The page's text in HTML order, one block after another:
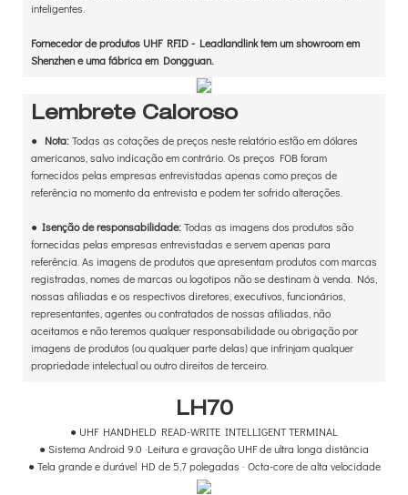
inteligentes.
Fornecedor de produtos UHF RFID - Leadlandlink tem um showroom em
Shenzhen e uma fábrica em Dongguan.
Lembrete Caloroso
● Nota:Todas as cotações de preços neste relatório estão em dólares
americanos, salvo indicação em contrário. Os preços FOB foram
fornecidos pelas empresas entrevistadas apenas como preços de
referência no momento da entrevista e podem ter sofrido alterações.
● Isenção de responsabilidade:Todas as imagens dos produtos são
fornecidas pelas empresas entrevistadas e servem apenas para
referência. As imagens de produtos que apresentam produtos com marcas
registradas, nomes de marcas ou logotipos não se destinam à venda. Nós,
nossas afiliadas e os respectivos diretores, executivos, funcionários,
representantes, agentes ou contratados de nossas afiliadas, não
aceitamos e não teremos qualquer responsabilidade ou obrigação por
imagens de produtos (ou qualquer parte delas) que infrinjam qualquer
propriedade intelectual ou outro direitos de terceiro.
LH70
● UHF HANDHELD READ-WRITE INTELLIGENT TERMINAL
●Sistema Android 9.0 ·Leitura e gravação UHF de ultra longa distância
●Tela grande e durável HD de 5,7 polegadas · Octa-core de alta velocidade